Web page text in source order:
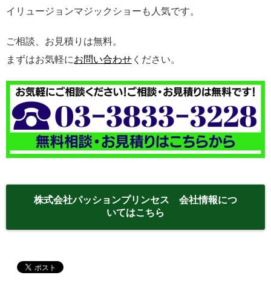
イリュージョンマジックショーも人気です。
ご相談、お見積りは無料。
まずはお気軽にお問い合わせ ください。
株式会社パッションプリンセス 会社情報につ
いてはこちら